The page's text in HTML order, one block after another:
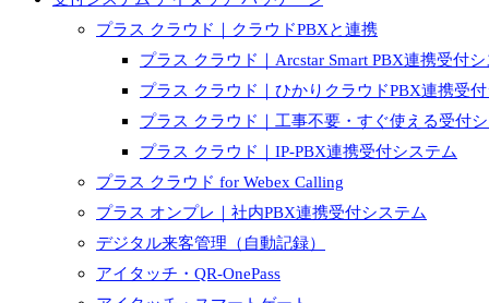
プラス クラウド｜クラウドPBXと連携
プラス クラウド｜Arcstar Smart PBX連携受付シ
プラス クラウド｜ひかりクラウドPBX連携受
プラス クラウド｜工事不要・すぐ使える受付
プラス クラウド｜IP-PBX連携受付システム
プラス クラウド for Webex Calling
プラス オンプレ｜社内PBX連携受付システム
デジタル来客管理（自動記録）
アイタッチ・QR-OnePass